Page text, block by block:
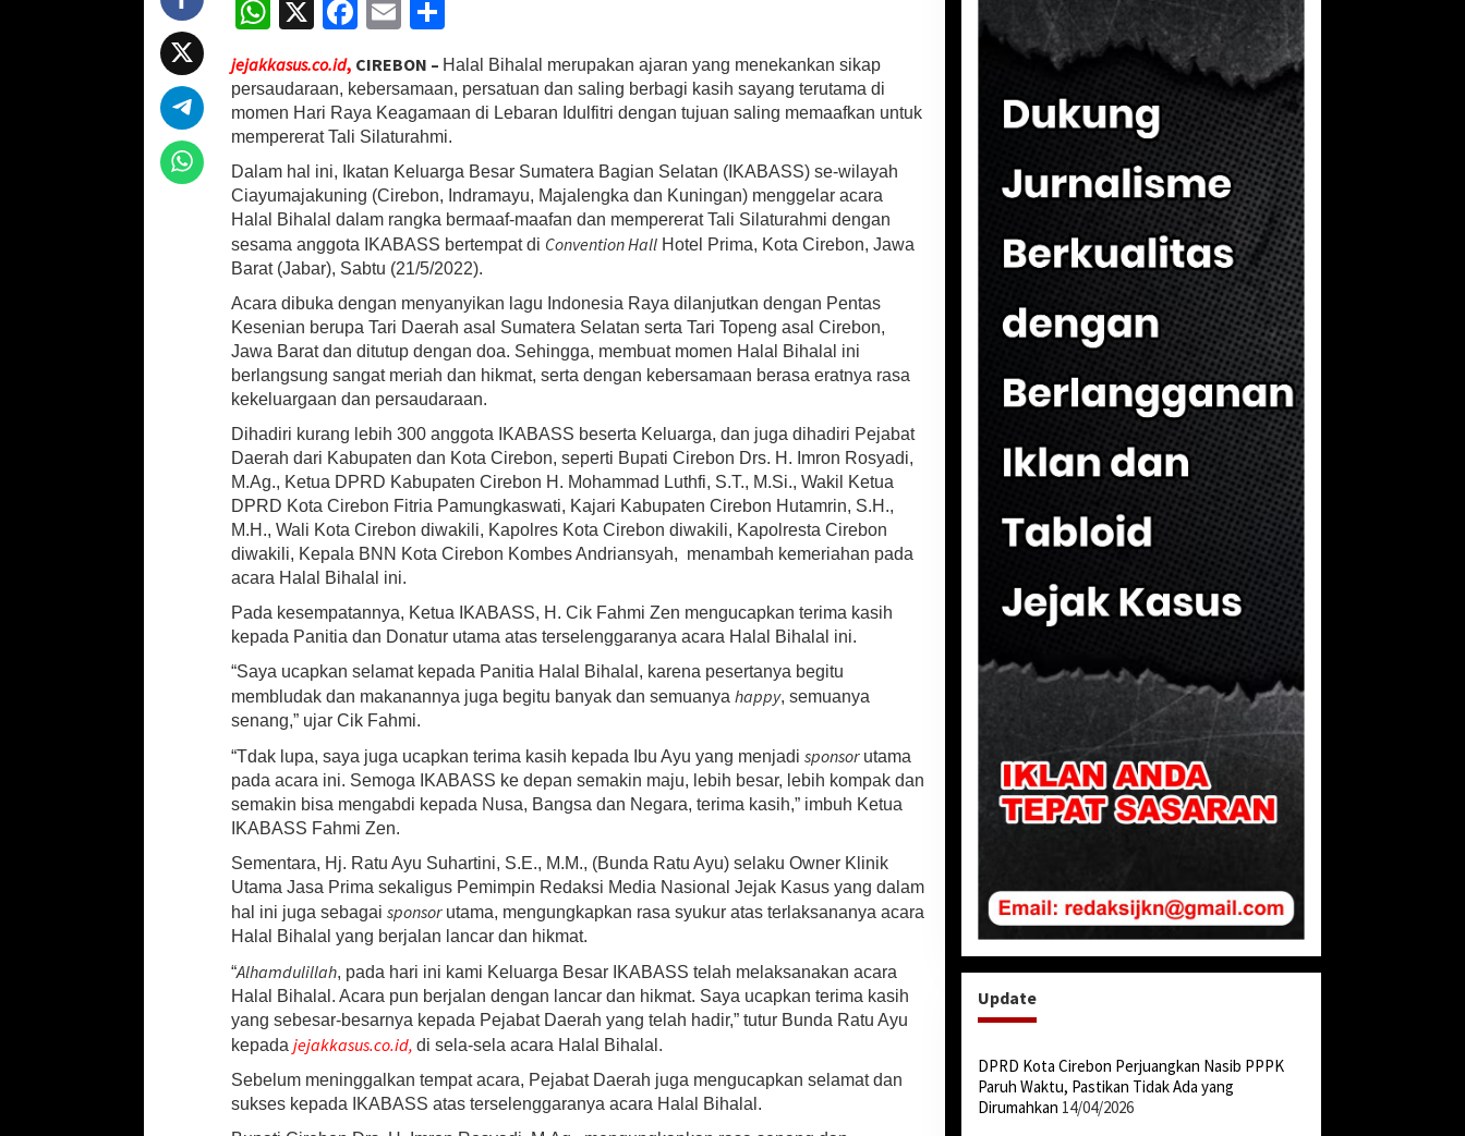
h
a
a
l
I
A
B
A
S
B
e
r
l
a
g
s
u
n
g
H
i
k
a
t
a
n
M
r
i
a
h
W
h
at
sA
p
p
X Fa
b
o
o
k
E
ai
l
S
h
ar
e
jejakkasus.co.id, CIREBON – Halal Bihalal merupakan ajaran yang menekankan sikap
persaudaraan, kebersamaan, persatuan dan saling berbagi kasih sayang terutama di
momen Hari Raya Keagamaan di Lebaran Idulfitri dengan tujuan saling memaafkan untuk
mempererat Tali Silaturahmi.
Dalam hal ini, Ikatan Keluarga Besar Sumatera Bagian Selatan (IKABASS) se-wilayah
Ciayumajakuning (Cirebon, Indramayu, Majalengka dan Kuningan) menggelar acara
Halal Bihalal dalam rangka bermaaf-maafan dan mempererat Tali Silaturahmi dengan
sesama anggota IKABASS bertempat di Convention HallHotel Prima, Kota Cirebon, Jawa
Barat (Jabar), Sabtu (21/5/2022).
Acara dibuka dengan menyanyikan lagu Indonesia Raya dilanjutkan dengan Pentas
Kesenian berupa Tari Daerah asal Sumatera Selatan serta Tari Topeng asal Cirebon,
Jawa Barat dan ditutup dengan doa. Sehingga, membuat momen Halal Bihalal ini
berlangsung sangat meriah dan hikmat, serta dengan kebersamaan berasa eratnya rasa
kekeluargaan dan persaudaraan.
Dihadiri kurang lebih 300 anggota IKABASS beserta Keluarga, dan juga dihadiri Pejabat
Daerah dari Kabupaten dan Kota Cirebon, seperti Bupati Cirebon Drs. H. Imron Rosyadi,
M.Ag., Ketua DPRD Kabupaten Cirebon H. Mohammad Luthfi, S.T., M.Si., Wakil Ketua
DPRD Kota Cirebon Fitria Pamungkaswati, Kajari Kabupaten Cirebon Hutamrin, S.H.,
M.H., Wali Kota Cirebon diwakili, Kapolres Kota Cirebon diwakili, Kapolresta Cirebon
diwakili, Kepala BNN Kota Cirebon Kombes Andriansyah, menambah kemeriahan pada
acara Halal Bihalal ini.
Pada kesempatannya, Ketua IKABASS, H. Cik Fahmi Zen mengucapkan terima kasih
kepada Panitia dan Donatur utama atas terselenggaranya acara Halal Bihalal ini.
“Saya ucapkan selamat kepada Panitia Halal Bihalal, karena pesertanya begitu
membludak dan makanannya juga begitu banyak dan semuanya happy, semuanya
senang,” ujar Cik Fahmi.
“Tdak lupa, saya juga ucapkan terima kasih kepada Ibu Ayu yang menjadi sponsorutama
pada acara ini. Semoga IKABASS ke depan semakin maju, lebih besar, lebih kompak dan
semakin bisa mengabdi kepada Nusa, Bangsa dan Negara, terima kasih,” imbuh Ketua
IKABASS Fahmi Zen.
Sementara, Hj. Ratu Ayu Suhartini, S.E., M.M., (Bunda Ratu Ayu) selaku Owner Klinik
Utama Jasa Prima sekaligus Pemimpin Redaksi Media Nasional Jejak Kasus yang dalam
hal ini juga sebagai sponsorutama, mengungkapkan rasa syukur atas terlaksananya acara
Halal Bihalal yang berjalan lancar dan hikmat.
“Alhamdulillah, pada hari ini kami Keluarga Besar IKABASS telah melaksanakan acara
Halal Bihalal. Acara pun berjalan dengan lancar dan hikmat. Saya ucapkan terima kasih
yang sebesar-besarnya kepada Pejabat Daerah yang telah hadir,” tutur Bunda Ratu Ayu
kepada jejakkasus.co.id, di sela-sela acara Halal Bihalal.
Sebelum meninggalkan tempat acara, Pejabat Daerah juga mengucapkan selamat dan
sukses kepada IKABASS atas terselenggaranya acara Halal Bihalal.
Update
DPRD Kota Cirebon Perjuangkan Nasib PPPK
Paruh Waktu, Pastikan Tidak Ada yang
Dirumahkan 14/04/2026